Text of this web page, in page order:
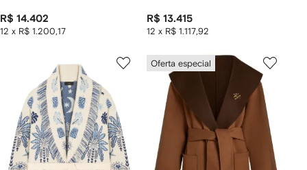
R$ 14.402
12 x R$ 1.200,17
R$ 13.415
12 x R$ 1.117,92
Oferta especial